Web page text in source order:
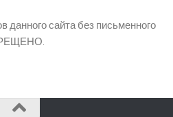
данного сайта без письменного